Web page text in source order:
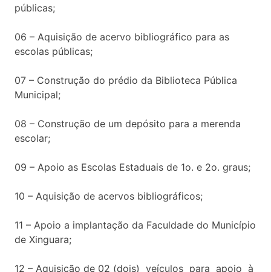
públicas;
06 – Aquisição de acervo bibliográfico para as
escolas públicas;
07 – Construção do prédio da Biblioteca Pública
Municipal;
08 – Construção de um depósito para a merenda
escolar;
09 – Apoio as Escolas Estaduais de 1o. e 2o. graus;
10 – Aquisição de acervos bibliográficos;
11 – Apoio a implantação da Faculdade do Município
de Xinguara;
12 – Aquisição de 02 (dois) veículos para apoio à